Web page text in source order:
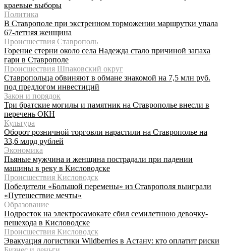
краевые выборы
Политика
В Ставрополе при экстренном торможении маршрутки упала
67-летняя женщина
Происшествия Ставрополь
Горение стерни около села Надежда стало причиной запаха
гари в Ставрополе
Происшествия Шпаковский округ
Ставропольца обвиняют в обмане знакомой на 7,5 млн руб.
под предлогом инвестиций
Закон и порядок
Три братские могилы и памятник на Ставрополье внесли в
перечень ОКН
Культура
Оборот розничной торговли нарастили на Ставрополье на
33,6 млрд рублей
Экономика
Пьяные мужчина и женщина пострадали при падении
машины в реку в Кисловодске
Происшествия Кисловодск
Победители «Большой перемены» из Ставрополя выиграли
«Путешествие мечты»
Образование
Подросток на электросамокате сбил семилетнюю девочку-
пешехода в Кисловодске
Происшествия Кисловодск
Эвакуация логистики Wildberries в Астану: кто оплатит риски